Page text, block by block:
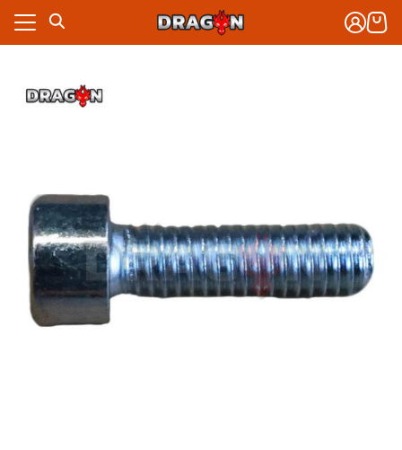
Skip